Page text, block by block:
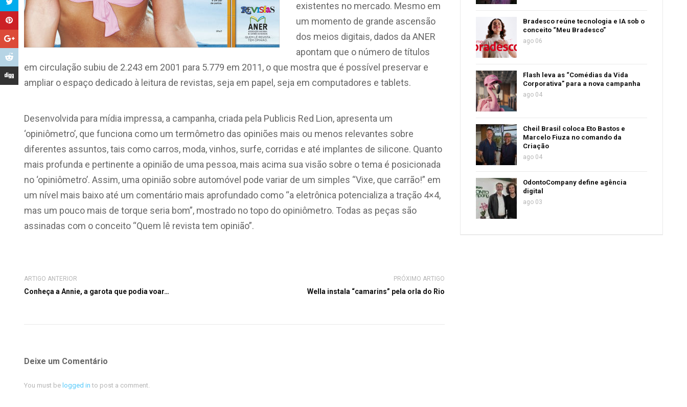
existentes no mercado. Mesmo em
um momento de grande ascensão
dos meios digitais, dados da ANER
apontam que o número de títulos
em circulação subiu de 2.243 em 2001 para 5.779 em 2011, o que mostra que é possível preservar e
ampliar o espaço dedicado à leitura de revistas, seja em papel, seja em computadores e tablets.
Desenvolvida para mídia impressa, a campanha, criada pela Publicis Red Lion, apresenta um
‘opiniômetro’, que funciona como um termômetro das opiniões mais ou menos relevantes sobre
diferentes assuntos, tais como carros, moda, vinhos, surfe, corridas e até implantes de silicone. Quanto
mais profunda e pertinente a opinião de uma pessoa, mais acima sua visão sobre o tema é posicionada
no ‘opiniômetro’. Assim, uma opinião sobre automóvel pode variar de um simples “Vixe, que carrão!” em
um nível mais baixo até um comentário mais aprofundado como “a eletrônica potencializa a tração 4×4,
mas um pouco mais de torque seria bom”, mostrado no topo do opiniômetro. Todas as peças são
assinadas com o conceito “Quem lê revista tem opinião”.
ARTIGO ANTERIOR
Conheça a Annie, a garota que podia voar…
PRÓXIMO ARTIGO
Wella instala “camarins” pela orla do Rio
Deixe um Comentário
You must be logged in to post a comment.
Bradesco reúne tecnologia e IA sob o
conceito “Meu Bradesco”
ago 06
Flash leva as “Comédias da Vida
Corporativa” para a nova campanha
ago 04
Cheil Brasil coloca Eto Bastos e
Marcelo Fiuza no comando da
Criação
ago 04
OdontoCompany define agência
digital
ago 03